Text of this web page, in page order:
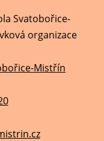
Svatobořice-
organizace
Mistřín